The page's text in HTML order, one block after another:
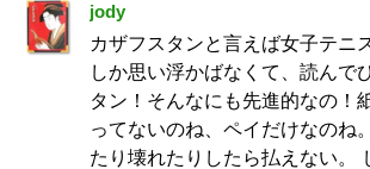
jody
カザフスタンと言えば女子テニ
しか思い浮かばなくて、読んで
タン！そんなにも先進的なの！
ってないのね、ペイだけなのね
たり壊れたりしたら払えない。